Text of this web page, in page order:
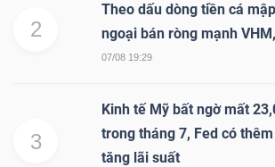
2
Theo dấu dòng tiền cá
ngoại bán ròng mạnh
07/08 19:29
3
Kinh tế Mỹ bất ngờ mất
trong tháng 7, Fed có
tăng lãi suất